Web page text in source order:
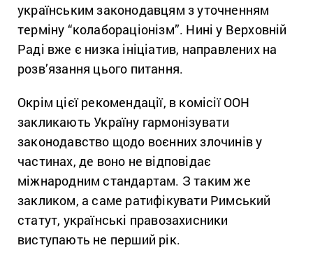
українським законодавцям з уточненням
терміну “колабораціонізм”. Нині у Верховній
Раді вже є низка ініціатив, направлених на
розв’язання цього питання.
Окрім цієї рекомендації, в комісії ООН
закликають Україну гармонізувати
законодавство щодо воєнних злочинів у
частинах, де воно не відповідає
міжнародним стандартам. З таким же
закликом, а саме ратифікувати Римський
статут, українські правозахисники
виступають не перший рік.